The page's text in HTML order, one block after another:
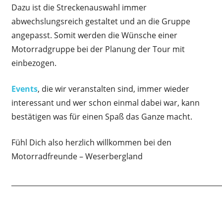
Dazu ist die Streckenauswahl immer
abwechslungsreich gestaltet und an die Gruppe
angepasst. Somit werden die Wünsche einer
Motorradgruppe bei der Planung der Tour mit
einbezogen.
Events, die wir veranstalten sind, immer wieder
interessant und wer schon einmal dabei war, kann
bestätigen was für einen Spaß das Ganze macht.
Fühl Dich also herzlich willkommen bei den
Motorradfreunde – Weserbergland